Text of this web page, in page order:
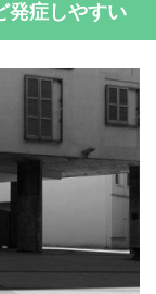
発症しやすい